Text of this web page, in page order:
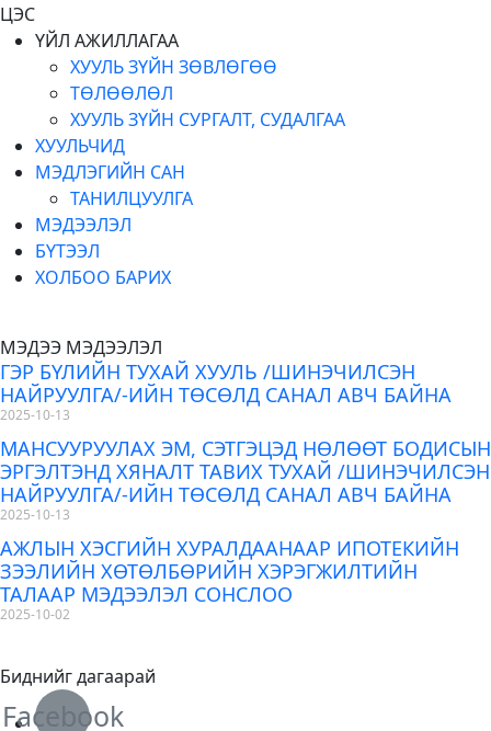
ЦЭС
ҮЙЛ АЖИЛЛАГАА
ХУУЛЬ ЗҮЙН ЗӨВЛӨГӨӨ
ТӨЛӨӨЛӨЛ
ХУУЛЬ ЗҮЙН СУРГАЛТ, СУДАЛГАА
ХУУЛЬЧИД
МЭДЛЭГИЙН САН
ТАНИЛЦУУЛГА
МЭДЭЭЛЭЛ
БҮТЭЭЛ
ХОЛБОО БАРИХ
МЭДЭЭ МЭДЭЭЛЭЛ
ГЭР БҮЛИЙН ТУХАЙ ХУУЛЬ /ШИНЭЧИЛСЭН
НАЙРУУЛГА/-ИЙН ТӨСӨЛД САНАЛ АВЧ БАЙНА
2025-10-13
МАНСУУРУУЛАХ ЭМ, СЭТГЭЦЭД НӨЛӨӨТ БОДИСЫН
ЭРГЭЛТЭНД ХЯНАЛТ ТАВИХ ТУХАЙ /ШИНЭЧИЛСЭН
НАЙРУУЛГА/-ИЙН ТӨСӨЛД САНАЛ АВЧ БАЙНА
2025-10-13
АЖЛЫН ХЭСГИЙН ХУРАЛДААНААР ИПОТЕКИЙН
ЗЭЭЛИЙН ХӨТӨЛБӨРИЙН ХЭРЭГЖИЛТИЙН
ТАЛААР МЭДЭЭЛЭЛ СОНСЛОО
2025-10-02
Биднийг дагаарай
Facebook